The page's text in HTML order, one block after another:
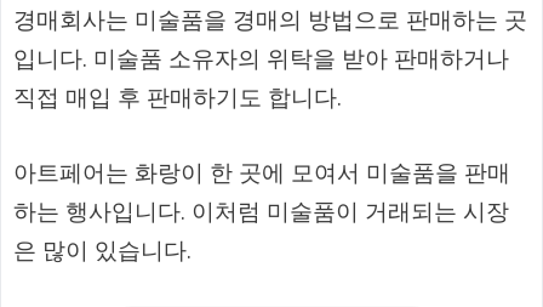
경매회사는 미술품을 경매의 방법으로 판매하는 곳
입니다. 미술품 소유자의 위탁을 받아 판매하거나
직접 매입 후 판매하기도 합니다.
아트페어는 화랑이 한 곳에 모여서 미술품을 판매
하는 행사입니다. 이처럼 미술품이 거래되는 시장
은 많이 있습니다.